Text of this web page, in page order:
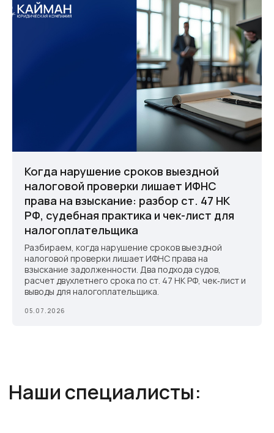
Когда нарушение сроков выездной
налоговой проверки лишает ИФНС
права на взыскание: разбор ст. 47 НК
РФ, судебная практика и чек-лист для
налогоплательщика
Разбираем, когда нарушение сроков выездной
налоговой проверки лишает ИФНС права на
взыскание задолженности. Два подхода судов,
расчет двухлетнего срока по ст. 47 НК РФ, чек‑лист и
выводы для налогоплательщика.
05.07.2026
Суббота, воскресенье - выходной
Электронная почта
+7 (351) 220-87-18
kg-pravo@bk.ru